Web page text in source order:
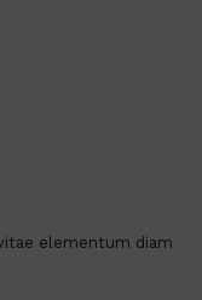
elementum diam